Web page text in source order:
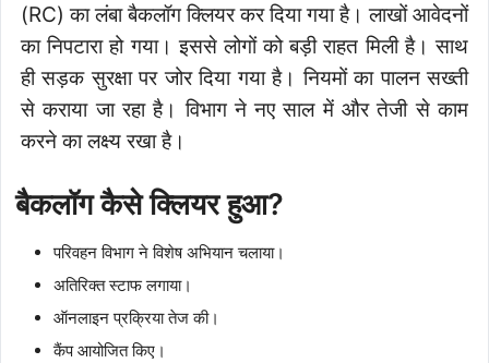
(RC) का लंबा बैकलॉग क्लियर कर दिया गया है। लाखों आवेदनों
का निपटारा हो गया। इससे लोगों को बड़ी राहत मिली है। साथ
ही सड़क सुरक्षा पर जोर दिया गया है। नियमों का पालन सख्ती
से कराया जा रहा है। विभाग ने नए साल में और तेजी से काम
करने का लक्ष्य रखा है।
बैकलॉग कैसे क्लियर हुआ?
परिवहन विभाग ने विशेष अभियान चलाया।
अतिरिक्त स्टाफ लगाया।
ऑनलाइन प्रक्रिया तेज की।
कैंप आयोजित किए।